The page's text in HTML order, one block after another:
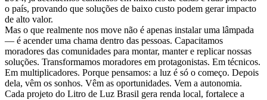
o país, provando que soluções de baixo custo podem gerar impacto
de alto valor.
Mas o que realmente nos move não é apenas instalar uma lâmpada
— é acender uma chama dentro das pessoas. Capacitamos
moradores das comunidades para montar, manter e replicar nossas
soluções. Transformamos moradores em protagonistas. Em técnicos.
Em multiplicadores. Porque pensamos: a luz é só o começo. Depois
dela, vêm os sonhos. Vêm as oportunidades. Vem a autonomia.
Cada projeto do Litro de Luz Brasil gera renda local, fortalece a